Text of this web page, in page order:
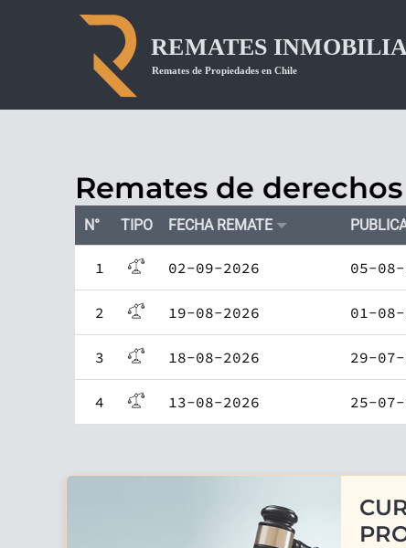
Remates de
N° TIPO FECHA REMATE
1 02-09-2026 05-08-
2 19-08-2026 01-08-
3 18-08-2026 29-07-
4 13-08-2026 25-07-